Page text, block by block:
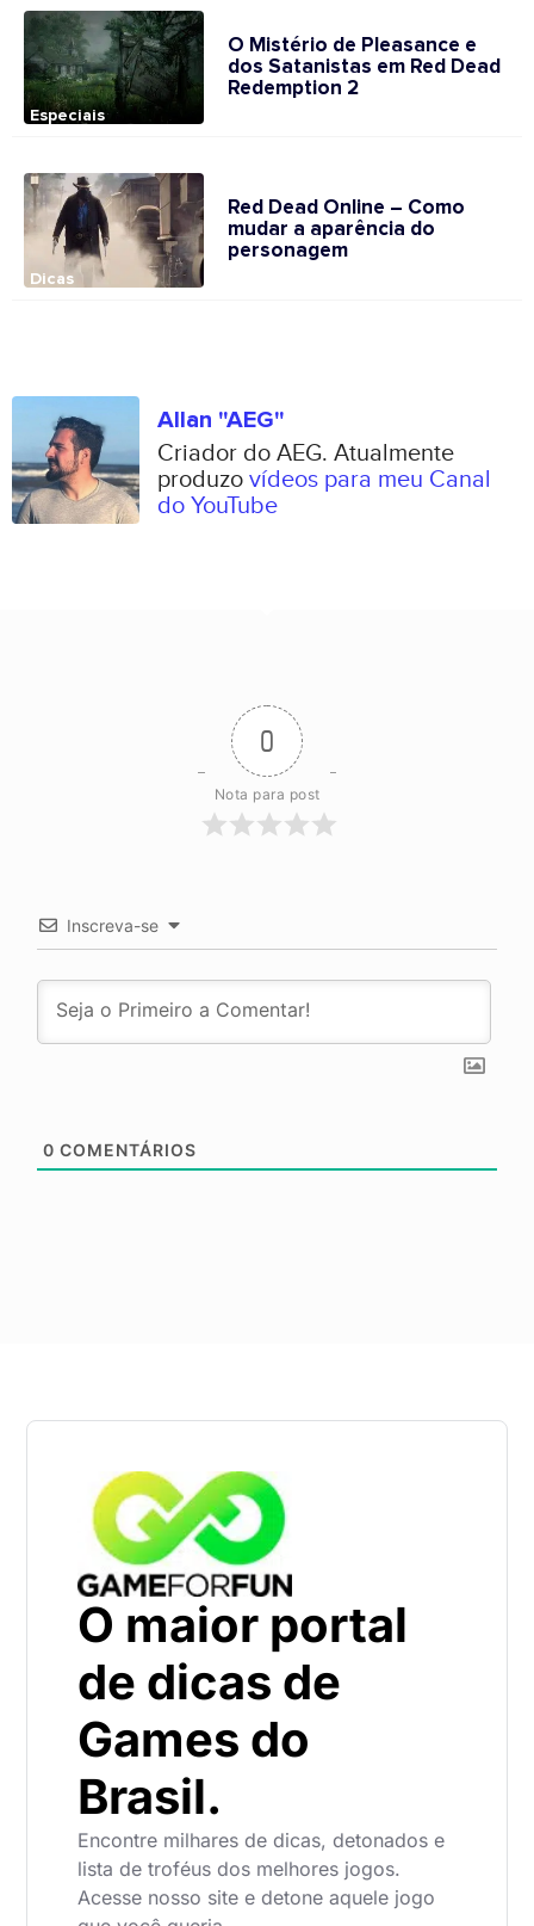
Especiais
O Mistério de Pleasance e
dos Satanistas em Red Dead
Redemption 2
Dicas
Red Dead Online – Como
mudar a aparência do
personagem
Allan "AEG"
Criador do AEG. Atualmente
produzo vídeos para meu Canal
do YouTube
0
Nota para post
Inscreva-se
0 COMENTÁRIOS
O maior portal
de dicas de
Games do
Brasil.
Encontre milhares de dicas, detonados e
lista de troféus dos melhores jogos.
Acesse nosso site e detone aquele jogo